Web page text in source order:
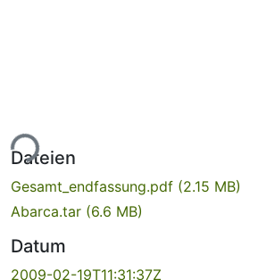
Dateien
Gesamt_endfassung.pdf (2.15 MB)
Abarca.tar (6.6 MB)
Datum
2009-02-19T11:31:37Z